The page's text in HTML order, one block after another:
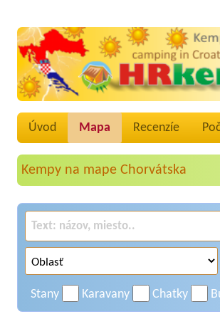
Úvod Mapa Recenzíe
Kempy na mape Chorvátska
Stany Karavany Chatky